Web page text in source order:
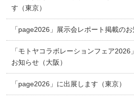
す（東京）
「page2026」展示会レポート掲載のお
「モトヤコラボレーションフェア
お知らせ（大阪）
「page2026」に出展します（東京）